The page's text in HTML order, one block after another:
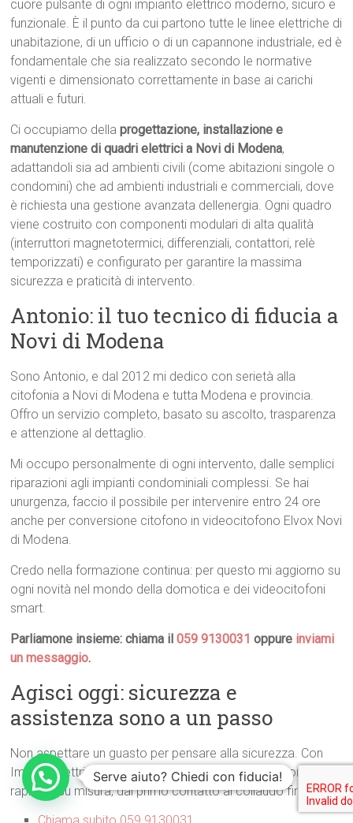
cuore pulsante di ogni impianto elettrico moderno, sicuro e
funzionale. È il punto da cui partono tutte le linee elettriche di
unabitazione, di un ufficio o di un capannone industriale, ed è
fondamentale che sia realizzato secondo le normative
vigenti e dimensionato correttamente in base ai carichi
attuali e futuri.
Ci occupiamo dellaprogettazione, installazione e
manutenzione di quadri elettrici a Novi di Modena,
adattandoli sia ad ambienti civili (come abitazioni singole o
condomini) che ad ambienti industriali e commerciali, dove
è richiesta una gestione avanzata dellenergia. Ogni quadro
viene costruito con componenti modulari di alta qualità
(interruttori magnetotermici, differenziali, contattori, relè
temporizzati) e configurato per garantire la massima
sicurezza e praticità di intervento.
Antonio: il tuo tecnico di fiducia a
Novi di Modena
Sono Antonio, e dal 2012 mi dedico con serietà alla
citofonia a Novi di Modena e tutta Modena e provincia.
Offro un servizio completo, basato su ascolto, trasparenza
e attenzione al dettaglio.
Mi occupo personalmente di ogni intervento, dalle semplici
riparazioni agli impianti condominiali complessi. Se hai
unurgenza, faccio il possibile per intervenire entro 24 ore
anche per conversione citofono in videocitofono Elvox Novi
di Modena.
Credo nella formazione continua: per questo mi aggiorno su
ogni novità nel mondo della domotica e dei videocitofoni
smart.
Parliamone insieme: chiama il059 9130031 oppure inviami
un messaggio.
Agisci oggi: sicurezza e
assistenza sono a un passo
Non aspettare un guasto per pensare alla sicurezza. Con
ImpiantiElettriciModena.com puoi avere una soluzione
rapida e su misura, dal primo contatto al collaudo finale.
Serve aiuto? Chiedi con fiducia!